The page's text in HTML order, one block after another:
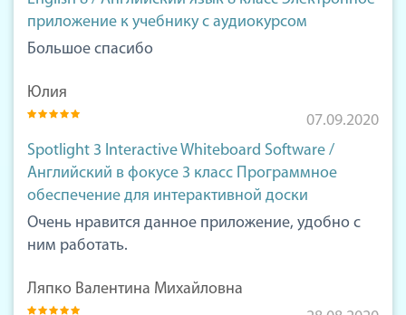
приложение к учебнику с аудиокурсом
Большое спасибо
Юлия
07.09.2020
Spotlight 3 Interactive Whiteboard Software /
Английский в фокусе 3 класс Программное
обеспечение для интерактивной доски
Очень нравится данное приложение, удобно с
ним работать.
Ляпко Валентина Михайловна